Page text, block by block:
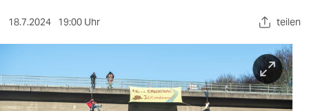
sport
berlin
nord
18.7.2024 19:00 Uhr teilen